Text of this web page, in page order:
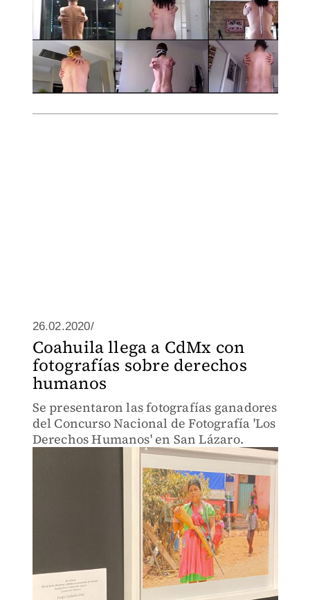
26.02.2020/
Coahuila llega a CdMx con
fotografías sobre derechos
humanos
Se presentaron las fotografías ganadores
del Concurso Nacional de Fotografía 'Los
Derechos Humanos' en San Lázaro.